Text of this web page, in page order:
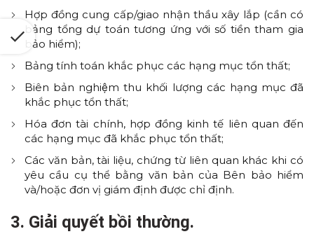
Hợp đồng cung cấp/giao nhận thầu xây lắp (cần có
bảng tổng dự toán tương ứng với số tiền tham gia
bảo hiểm);
Bảng tính toán khắc phục các hạng mục tổn thất;
Biên bản nghiệm thu khối lượng các hạng mục đã
khắc phục tổn thất;
Hóa đơn tài chính, hợp đồng kinh tế liên quan đến
các hạng mục đã khắc phục tổn thất;
Các văn bản, tài liệu, chứng từ liên quan khác khi có
yêu cầu cụ thể bằng văn bản của Bên bảo hiểm
và/hoặc đơn vị giám định được chỉ định.
3. Giải quyết bồi thường.